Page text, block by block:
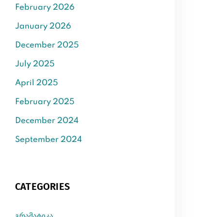
February 2026
January 2026
December 2025
July 2025
April 2025
February 2025
December 2024
September 2024
CATEGORIES